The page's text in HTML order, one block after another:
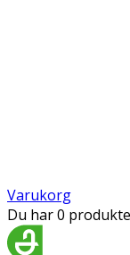
Varukorg
Du har 0